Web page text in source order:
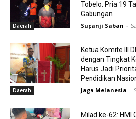
Daerah
Tobelo. Pria 19
Gabungan
Supanji Saban -
Daerah
Ketua Komite III
dengan Tingkat
Harus Jadi
Pendidikan
Jaga Melanesia -
Milad ke-62: HMI